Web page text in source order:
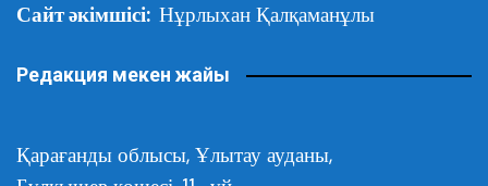
Сайт әкімшісі: Нұрлыхан Қалқаманұлы
Редакция мекен жайы
Қарағанды облысы, Ұлытау ауданы,